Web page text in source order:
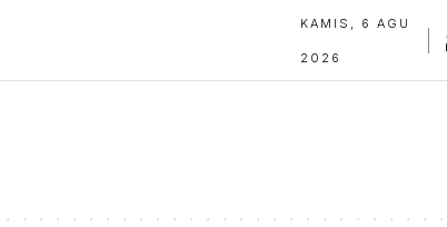
KAMIS, 6 AGU
2026